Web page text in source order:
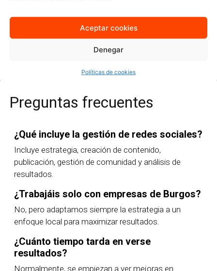
Aceptar cookies
Denegar
Políticas de cookies
estrategias reales, cercanas y orientadas a resultados.
Quiero más información
Preguntas frecuentes
¿Qué incluye la gestión de redes sociales?
Incluye estrategia, creación de contenido,
publicación, gestión de comunidad y análisis de
resultados.
¿Trabajáis solo con empresas de Burgos?
No, pero adaptamos siempre la estrategia a un
enfoque local para maximizar resultados.
¿Cuánto tiempo tarda en verse
resultados?
Normalmente, se empiezan a ver mejoras en